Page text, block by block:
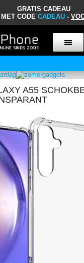
GRATIS CADEAU
CODE CADEAU -
A55